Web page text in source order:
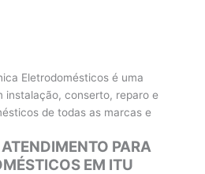
Eletrodomésticos é uma
instalação, conserto, reparo e
de todas as marcas e
PARA
EM ITU